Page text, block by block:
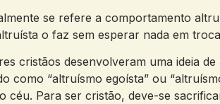
se refere a comportamento
o faz sem esperar nada em
cristãos desenvolveram uma ideia
como “altruísmo egoísta” ou
céu. Para ser cristão, deve-se